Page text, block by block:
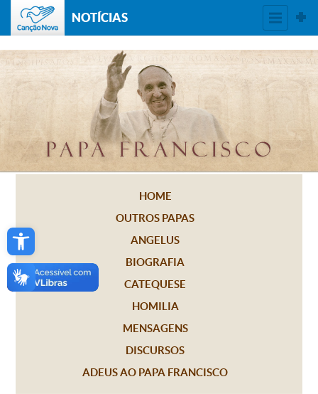
Open toolbar
NOTÍCIAS
HOME
OUTROS PAPAS
ANGELUS
BIOGRAFIA
CATEQUESE
HOMILIA
MENSAGENS
DISCURSOS
ADEUS AO PAPA FRANCISCO